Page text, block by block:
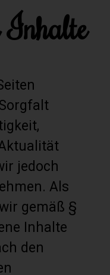
jedoch
Als
gemäß §
Inhalte
den